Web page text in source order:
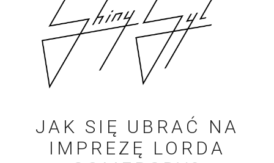
JAK SIĘ UBRAĆ NA
IMPREZĘ LORDA